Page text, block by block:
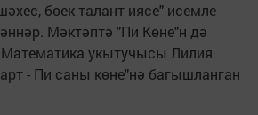
бөек талант иясе" исемле
Мәктәптә "Пи Көне"н дә
Математика укытучысы Лилия
- Пи саны көне"нә багышланган